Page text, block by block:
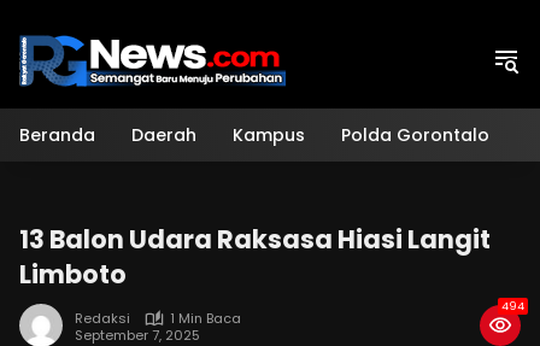
konten
Beranda Daerah Kampus Polda Gorontalo
13 Balon Udara Raksasa Hiasi Langit
Limboto
Redaksi
1 Min Baca
September 7, 2025
494